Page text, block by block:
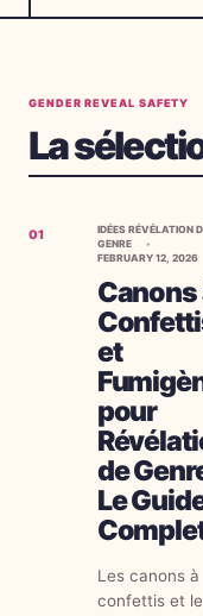
GENDER REVEAL SAFETY
La
01
IDÉES RÉVÉLATION
GENRE
FEBRUARY 12, 2026
Canons
et
pour
de
Le
Les canons à
confettis et